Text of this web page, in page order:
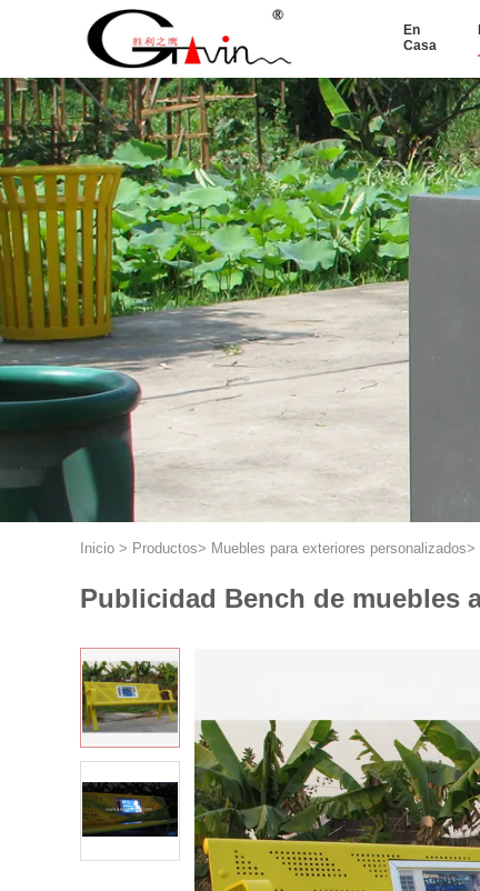
En
Casa
Inicio > Productos> Muebles para exteriores personalizados>
Publicidad Bench de muebles